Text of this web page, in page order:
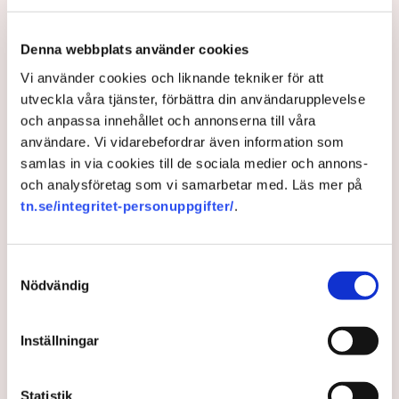
Denna webbplats använder cookies
Vi använder cookies och liknande tekniker för att
utveckla våra tjänster, förbättra din användarupplevelse
och anpassa innehållet och annonserna till våra
användare. Vi vidarebefordrar även information som
samlas in via cookies till de sociala medier och annons-
och analysföretag som vi samarbetar med. Läs mer på
tn.se/integritet-personuppgifter/.
Nödvändig
Inställningar
Statistik
Aktivisterna klättrar upp på
maskiner – polisen kan inte
avvisa dem: ”Upptrappning på
Aktivister har åter lamslagit torvbrytningen i Grimsås
gräva igen diken och sprida ogräsfrön. ”Aktivisterna